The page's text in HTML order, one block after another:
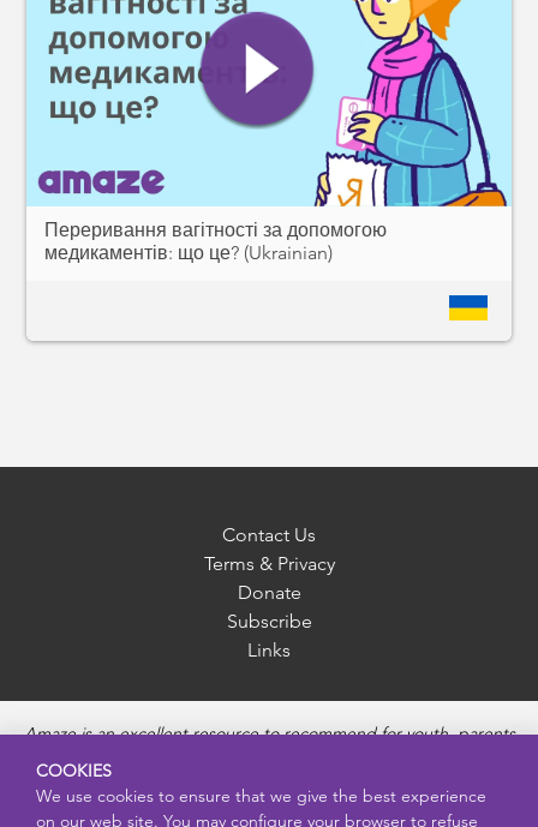
Переривання вагітності за допомогою
медикаментів: що це? (Ukrainian)
Contact Us
Terms & Privacy
Donate
Subscribe
Links
Amaze is an excellent resource to recommend for youth, parents
and educators to provide unbiased, accurate and age
appropriate information and answer questions about Puberty,
Sexual Health topics, Healthy Relationships, Pregnancy and
COOKIES
We use cookies to ensure that we give the best experience
on our web site. You may configure your browser to refuse